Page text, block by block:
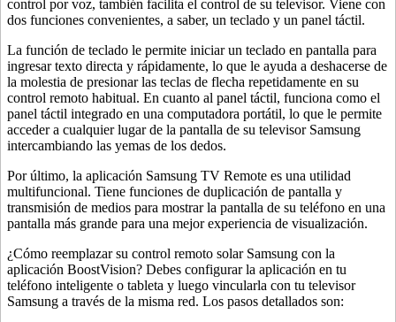
control por voz, también facilita el control de su televisor. Viene con
dos funciones convenientes, a saber, un teclado y un panel táctil.
La función de teclado le permite iniciar un teclado en pantalla para
ingresar texto directa y rápidamente, lo que le ayuda a deshacerse de
la molestia de presionar las teclas de flecha repetidamente en su
control remoto habitual. En cuanto al panel táctil, funciona como el
panel táctil integrado en una computadora portátil, lo que le permite
acceder a cualquier lugar de la pantalla de su televisor Samsung
intercambiando las yemas de los dedos.
Por último, la aplicación Samsung TV Remote es una utilidad
multifuncional. Tiene funciones de duplicación de pantalla y
transmisión de medios para mostrar la pantalla de su teléfono en una
pantalla más grande para una mejor experiencia de visualización.
¿Cómo reemplazar su control remoto solar Samsung con la
aplicación BoostVision? Debes configurar la aplicación en tu
teléfono inteligente o tableta y luego vincularla con tu televisor
Samsung a través de la misma red. Los pasos detallados son: